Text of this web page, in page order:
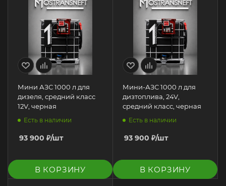
Мини АЗС 1000 л для
дизеля, средний класс
12V, черная
Есть в наличии
93 900 ₽/шт
В КОРЗИНУ
Мини-АЗС 1000 л для
дизтоплива, 24V,
средний класс, черная
Есть в наличии
93 900 ₽/шт
В КОРЗИНУ